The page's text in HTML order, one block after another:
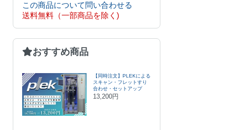
この商品について問い合わせる
送料無料（一部商品を除く)
おすすめ商品
【同時注文】PLEKによる
スキャン・フレットすり
合わせ・セットアップ
13,200円